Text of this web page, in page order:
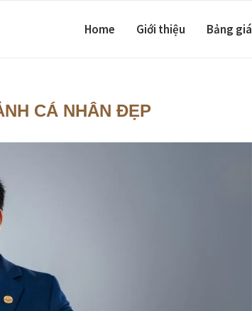
Home Giới thiệu Bảng giá
CÁ NHÂN ĐẸP